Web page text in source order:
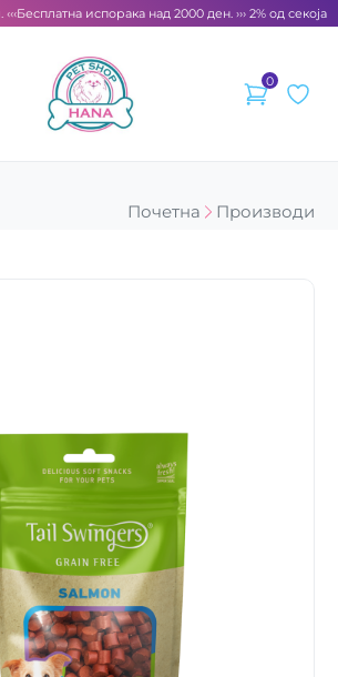
Бесплатна испорака над 2000 ден. ››› 2% од секоја
0
Почетна
Производи